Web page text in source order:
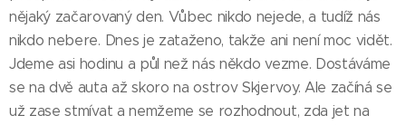
nějaký začarovaný den. Vůbec nikdo nejede, a tudíž nás
nikdo nebere. Dnes je zataženo, takže ani není moc vidět.
Jdeme asi hodinu a půl než nás někdo vezme. Dostáváme
se na dvě auta až skoro na ostrov Skjervoy. Ale začíná se
už zase stmívat a nemžeme se rozhodnout, zda jet na